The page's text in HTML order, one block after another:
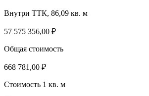
Внутри ТТК, 86,09 кв. м
57 575 356,00 ₽
Общая стоимость
668 781,00 ₽
Стоимость 1 кв. м